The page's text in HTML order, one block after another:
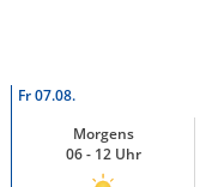
Fr07.08.
Morgens
06 - 12 Uhr